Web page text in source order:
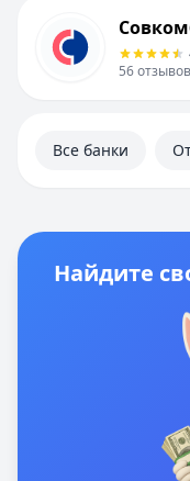
Кредиты
Валюты
Личный кабинет
Полезная
56отзывов
Все банки
Найдите